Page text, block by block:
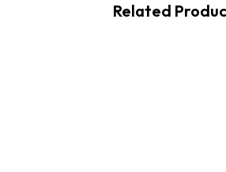
Related